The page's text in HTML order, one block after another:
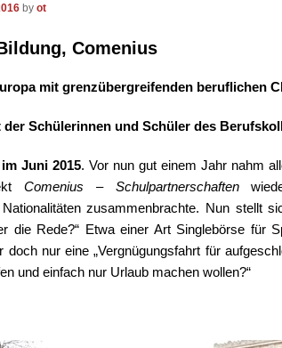
by ot
Comenius
mit grenzübergreifenden beruflichen
Schülerinnen und Schüler des
Juni 2015. Vor nun gut einem Jahr nahm
Comenius – Schulpartnerschaften
zusammenbrachte. Nun stellt
die Rede?“ Etwa einer Art Singlebörse für
doch nur eine „Vergnügungsfahrt für
und einfach nur Urlaub machen wollen?“